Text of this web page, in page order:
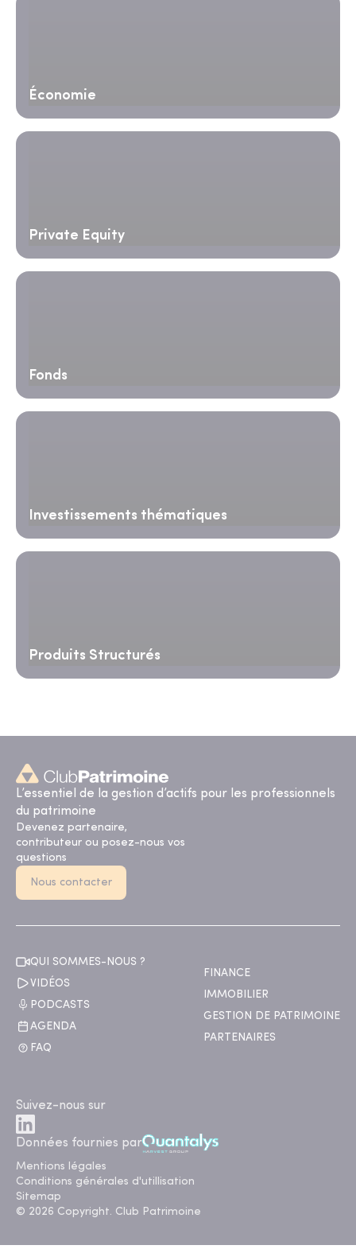
Économie
Private Equity
Fonds
Investissements thématiques
Produits Structurés
L’essentiel de la gestion d’actifs pour les professionnels
du patrimoine
Devenez partenaire,
contributeur ou posez-nous vos
questions
Nous contacter
QUI SOMMES-NOUS ?
VIDÉOS
PODCASTS
AGENDA
FAQ
FINANCE
IMMOBILIER
GESTION DE PATRIMOINE
PARTENAIRES
Suivez-nous sur
Données fournies par
Mentions légales
Conditions générales d'utillisation
Sitemap
© 2026 Copyright. Club Patrimoine